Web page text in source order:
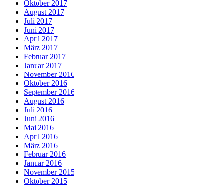
Oktober 2017
August 2017
Juli 2017
Juni 2017
April 2017
März 2017
Februar 2017
Januar 2017
November 2016
Oktober 2016
September 2016
August 2016
Juli 2016
Juni 2016
Mai 2016
April 2016
März 2016
Februar 2016
Januar 2016
November 2015
Oktober 2015